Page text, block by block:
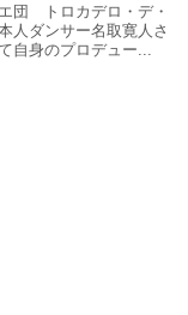
団 トロカデロ・デ・
人ダンサー名取寛人さ
自身のプロデュー...